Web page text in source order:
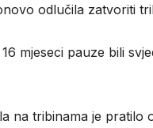
odlučila zatvoriti
mjeseci pauze bili
na tribinama je